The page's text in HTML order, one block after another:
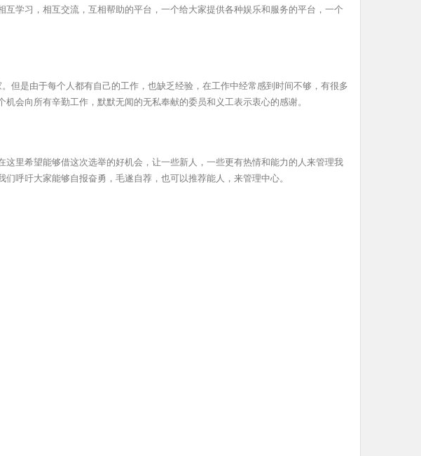
学习，相互交流，互相帮助的平台，一个给大家提供各种娱乐和服务的平台，一个
但是由于每个人都有自己的工作，也缺乏经验，在工作中经常感到时间不够，有很多
会向所有辛勤工作，默默无闻的无私奉献的委员和义工表示衷心的感谢。
里希望能够借这次选举的好机会，让一些新人，一些更有热情和能力的人来管理我
呼吁大家能够自报奋勇，毛遂自荐，也可以推荐能人，来管理中心。